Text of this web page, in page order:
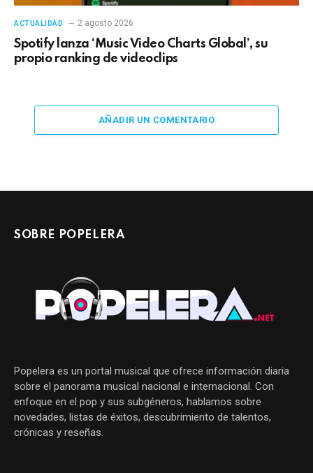
ACTUALIDAD 2 agosto 2026
Spotify lanza ‘Music Video Charts Global’, su
propio ranking de videoclips
AÑADIR UN COMENTARIO
SOBRE POPELERA
Popelera es un portal musical que ofrece información diaria
sobre el panorama musical nacional e internacional. Con
enfoque en el pop y sus subgéneros, hablamos sobre
novedades, listas de éxitos, descubrimiento de talentos,
crónicas y reseñas.